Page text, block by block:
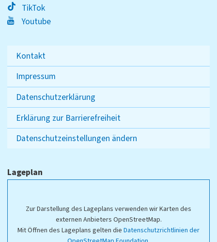
TikTok
Youtube
Kontakt
Impressum
Datenschutzerklärung
Erklärung zur Barrierefreiheit
Datenschutzeinstellungen ändern
Lageplan
Zur Darstellung des Lageplans verwenden wir Karten des
externen Anbieters OpenStreetMap.
Mit Öffnen des Lageplans gelten die Datenschutzrichtlinien der